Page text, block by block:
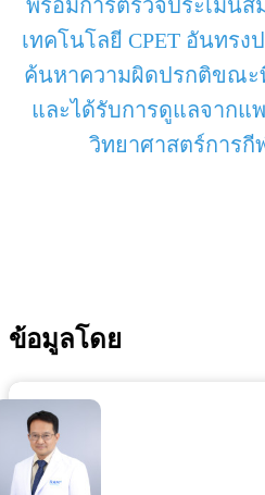
พร้อมการตรวจประเมินส
เทคโนโลยี CPET อันทร
ค้นหาความผิดปรกติขณะ
และได้รับการดูแลจาก
วิทยาศาสตร์การกี
ข้อมูลโดย